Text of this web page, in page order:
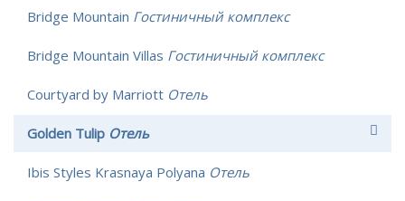
Bridge Mountain Гостиничный комплекс
Bridge Mountain Villas Гостиничный комплекс
Courtyard by Marriott Отель
Golden Tulip Отель
Ibis Styles Krasnaya Polyana Отель